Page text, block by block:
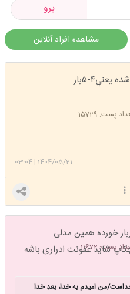
برو
مشاهده افراد آنلاین
پست: 15729
٥بار
1404/05/21
|
03:04
پست: 11672
خورده همین مدلی
شاید عفونت ادراری باشه
جداست/منامیدم به خدا، بعدِ خدا